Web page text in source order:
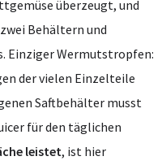
überzeugt, und
Behältern und
Einziger Wermutstropfen:
der vielen Einzelteile
Saftbehälter musst
für den täglichen
leistet, ist hier